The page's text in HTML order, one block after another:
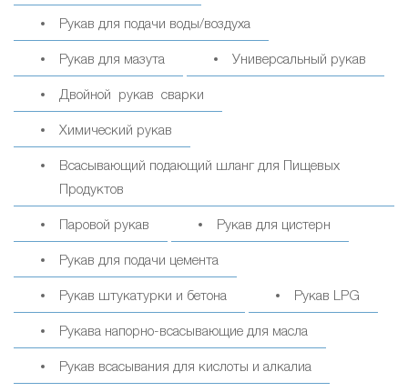
Рукав для подачи воды/воздуха
Рукав для мазута Универсальный рукав
Двойной рукав сварки
Химический рукав
Всасывающий подающий шланг для Пищевых
Продуктов
Паровой рукав Рукав для цистерн
Рукав для подачи цемента
Рукав штукатурки и бетона Рукав LPG
Рукава напорно-всасывающие для масла
Рукав всасывания для кислоты и алкалиа